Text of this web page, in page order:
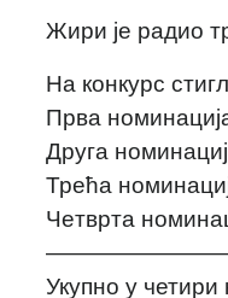
Жири је радио
На конкурс
Прва
Друга
Трећа
Чeтврта
Укупно у